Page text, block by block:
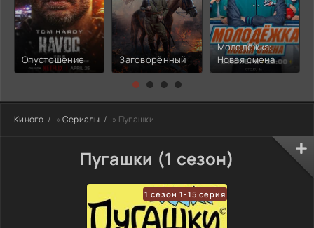
Опустошение Заговорённый
Молодёжка:
Новая смена
Киного » Сериалы » Пугашки
Пугашки (1 сезон)
1 сезон 1-15 серия